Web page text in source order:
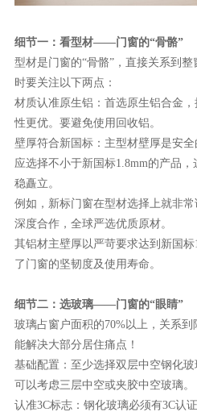
理想生活
新视界
加盟合作
品牌资讯
新标铝业
细节一：看型材——门窗的“骨骼”
型材是门窗的“骨骼”，直接关系到
时要关注以下两点：
材质认准原生铝：首选原生铝合金
性更优。要避免使用回收铝。
壁厚符合新国标：主型材壁厚是安
应选择不小于新国标1.8mm的产品
稳矗立。
例如，新标门窗在型材选择上就非
深度合作，全球严选优质原材。
其铝材主壁厚以严苛要求达到新国标
了门窗的坚韧度及使用寿命。
细节二：选玻璃——门窗的“眼睛”
玻璃占窗户面积的70%以上，关系
能解决大部分居住痛点 ！
基础配置：至少选择双层中空钢化
可以考虑三层中空或夹胶中空玻璃。
认准3C标志：钢化玻璃必须有3C认